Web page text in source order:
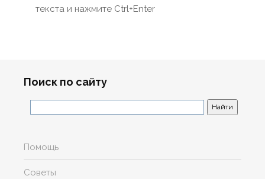
текста и нажмите Ctrl+Enter
Поиск по сайту
Помощь
Советы